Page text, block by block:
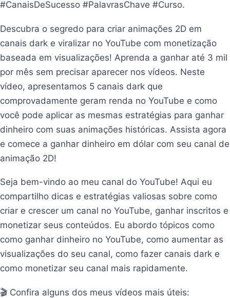
#CanaisDeSucesso #PalavrasChave #Curso.
Descubra o segredo para criar animações 2D em
canais dark e viralizar no YouTube com monetização
baseada em visualizações! Aprenda a ganhar até 3 mil
por mês sem precisar aparecer nos vídeos. Neste
vídeo, apresentamos 5 canais dark que
comprovadamente geram renda no YouTube e como
você pode aplicar as mesmas estratégias para ganhar
dinheiro com suas animações históricas. Assista agora
e comece a ganhar dinheiro em dólar com seu canal de
animação 2D!
Seja bem-vindo ao meu canal do YouTube! Aqui eu
compartilho dicas e estratégias valiosas sobre como
criar e crescer um canal no YouTube, ganhar inscritos e
monetizar seus conteúdos. Eu abordo tópicos como
como ganhar dinheiro no YouTube, como aumentar as
visualizações do seu canal, como fazer canais dark e
como monetizar seu canal mais rapidamente.
🎬 Confira alguns dos meus vídeos mais úteis: